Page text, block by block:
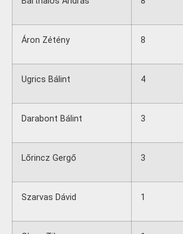
Áron Zétény 8
Ugrics Bálint 4
Darabont Bálint 3
Lőrincz Gergő 3
Szarvas Dávid 1